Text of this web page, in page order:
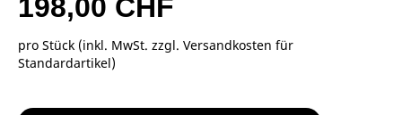
198,00 CHF
pro Stück (inkl. MwSt. zzgl. Versandkosten für
Standardartikel)